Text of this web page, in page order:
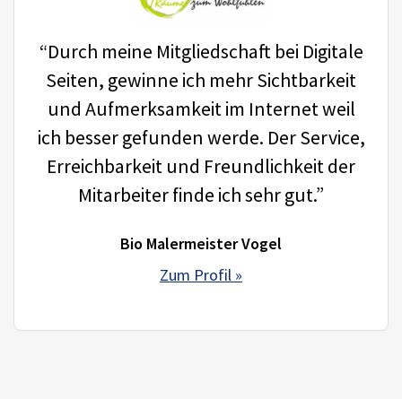
“Durch meine Mitgliedschaft bei Digitale
Seiten, gewinne ich mehr Sichtbarkeit
und Aufmerksamkeit im Internet weil
ich besser gefunden werde. Der Service,
Erreichbarkeit und Freundlichkeit der
Mitarbeiter finde ich sehr gut.”
Bio Malermeister Vogel
Zum Profil »